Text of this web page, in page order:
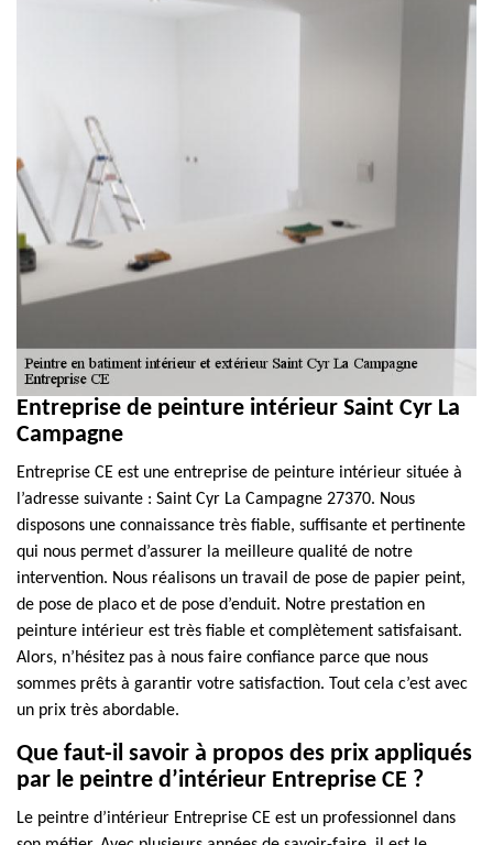
Entreprise de peinture intérieur Saint Cyr La
Campagne
Entreprise CE est une entreprise de peinture intérieur située à
l’adresse suivante : Saint Cyr La Campagne 27370. Nous
disposons une connaissance très fiable, suffisante et pertinente
qui nous permet d’assurer la meilleure qualité de notre
intervention. Nous réalisons un travail de pose de papier peint,
de pose de placo et de pose d’enduit. Notre prestation en
peinture intérieur est très fiable et complètement satisfaisant.
Alors, n’hésitez pas à nous faire confiance parce que nous
sommes prêts à garantir votre satisfaction. Tout cela c’est avec
un prix très abordable.
Que faut-il savoir à propos des prix appliqués
par le peintre d’intérieur Entreprise CE ?
Le peintre d’intérieur Entreprise CE est un professionnel dans